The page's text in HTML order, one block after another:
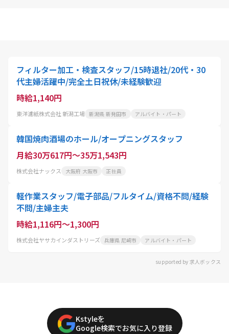
フィルター加工・検査スタッフ/15時退社/20代・30
代主婦活躍中/完全土日祝休/未経験歓迎
時給1,140円
東洋濾紙株式会社 新潟工場 新潟県 新発田市 アルバイト・パート
韓国焼肉酒場のホール/オープニングスタッフ
月給30万617円～35万1,543円
株式会社ナックス 大阪府 大阪市 正社員
軽作業スタッフ/電子部品/フルタイム/資格不問/経験
不問/主婦主夫
時給1,116円～1,300円
株式会社ヤサカインダストリーズ 兵庫県 尼崎市 アルバイト・パート
supported by 求人ボックス
Kstyleを
Google検索でお気に入り登録